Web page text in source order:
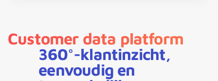
Customer data platform
360°-klantinzicht,
eenvoudig en